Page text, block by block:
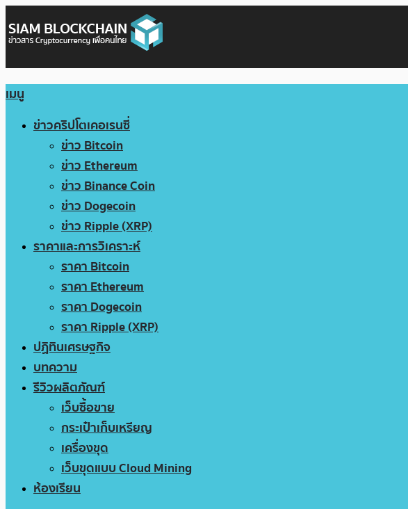
เมนู
ข่าวคริปโตเคอเรนซี่
ข่าว Bitcoin
ข่าว Ethereum
ข่าว Binance Coin
ข่าว Dogecoin
ข่าว Ripple (XRP)
ราคาและการวิเคราะห์
ราคา Bitcoin
ราคา Ethereum
ราคา Dogecoin
ราคา Ripple (XRP)
ปฏิทินเศรษฐกิจ
บทความ
รีวิวผลิตภัณฑ์
เว็บซื้อขาย
กระเป๋าเก็บเหรียญ
เครื่องขุด
เว็บขุดแบบ Cloud Mining
ห้องเรียน